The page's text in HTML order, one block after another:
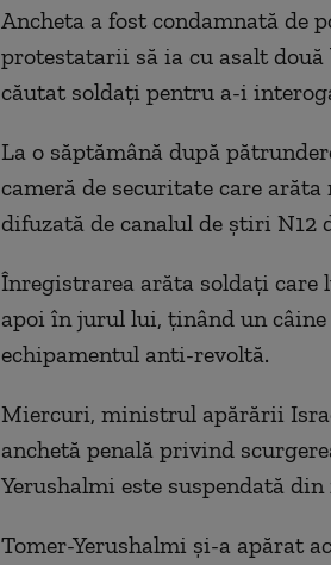
Ancheta a fost condamnată de
protestatarii să ia cu asalt
căutat soldaţi pentru a-i
La o săptămână după
cameră de securitate care
difuzată de canalul de ştiri N12
Înregistrarea arăta soldaţi care
apoi în jurul lui, ţinând un
echipamentul anti-revoltă.
Miercuri, ministrul apărării
anchetă penală privind
Yerushalmi este suspendată din
Tomer-Yerushalmi şi-a apărat